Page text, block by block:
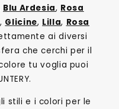
Blu Ardesia, Rosa
, Glicine, Lilla, Rosa
ai diversi
che cerchi per il
tu voglia puoi
stili e i colori per le